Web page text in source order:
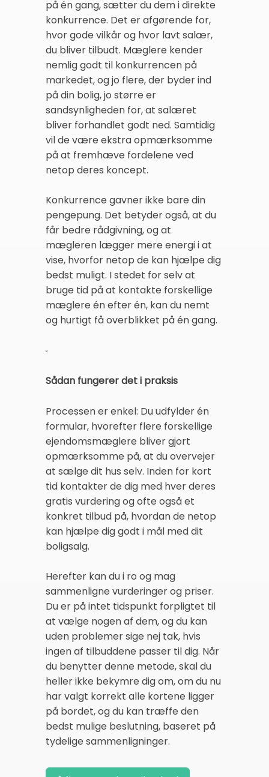
på én gang, sætter du dem i direkte
konkurrence. Det er afgørende for,
hvor gode vilkår og hvor lavt salær,
du bliver tilbudt. Mæglere kender
nemlig godt til konkurrencen på
markedet, og jo flere, der byder ind
på din bolig, jo større er
sandsynligheden for, at salæret
bliver forhandlet godt ned. Samtidig
vil de være ekstra opmærksomme
på at fremhæve fordelene ved
netop deres koncept.
Konkurrence gavner ikke bare din
pengepung. Det betyder også, at du
får bedre rådgivning, og at
mægleren lægger mere energi i at
vise, hvorfor netop de kan hjælpe dig
bedst muligt. I stedet for selv at
bruge tid på at kontakte forskellige
mæglere én efter én, kan du nemt
og hurtigt få overblikket på én gang.
Sådan fungerer det i praksis
Processen er enkel: Du udfylder én
formular, hvorefter flere forskellige
ejendomsmæglere bliver gjort
opmærksomme på, at du overvejer
at sælge dit hus selv. Inden for kort
tid kontakter de dig med hver deres
gratis vurdering og ofte også et
konkret tilbud på, hvordan de netop
kan hjælpe dig godt i mål med dit
boligsalg.
Herefter kan du i ro og mag
sammenligne vurderinger og priser.
Du er på intet tidspunkt forpligtet til
at vælge nogen af dem, og du kan
uden problemer sige nej tak, hvis
ingen af tilbuddene passer til dig. Når
du benytter denne metode, skal du
heller ikke bekymre dig om, om du nu
har valgt korrekt alle kortene ligger
på bordet, og du kan træffe den
bedst mulige beslutning, baseret på
tydelige sammenligninger.